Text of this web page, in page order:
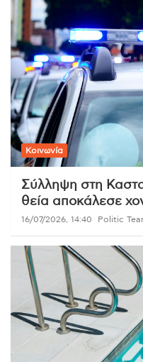
Κοινωνία
Σύλληψη στη
θεία αποκάλεσε
16/07/2026, 14:40 Politic